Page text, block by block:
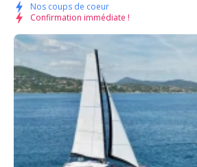
Nos coups de coeur
Confirmation immédiate !